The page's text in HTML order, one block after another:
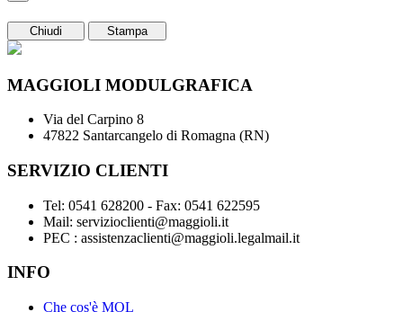
Chiudi Stampa
MAGGIOLI MODULGRAFICA
Via del Carpino 8
47822 Santarcangelo di Romagna (RN)
SERVIZIO CLIENTI
Tel: 0541 628200 - Fax: 0541 622595
Mail: servizioclienti@maggioli.it
PEC : assistenzaclienti@maggioli.legalmail.it
INFO
Che cos'è MOL